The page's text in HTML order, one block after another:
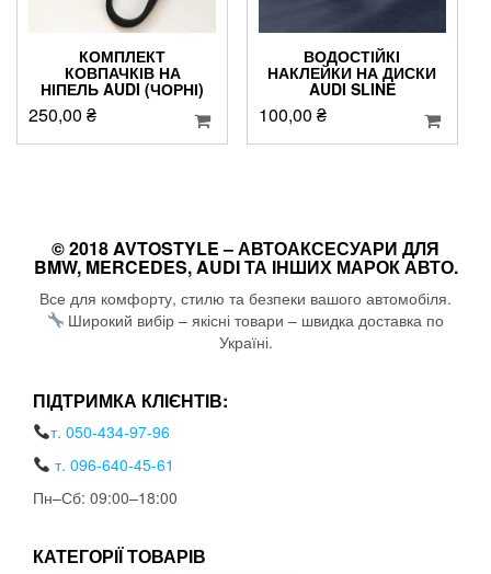
КОМПЛЕКТ
КОВПАЧКІВ НА
НІПЕЛЬ AUDI (ЧОРНІ)
250,00 ₴
ВОДОСТІЙКІ
НАКЛЕЙКИ НА ДИСКИ
AUDI SLINE
100,00 ₴
© 2018 AVTOSTYLE – АВТОАКСЕСУАРИ ДЛЯ
BMW, MERCEDES, AUDI ТА ІНШИХ МАРОК АВТО.
Все для комфорту, стилю та безпеки вашого автомобіля.
Широкий вибір – якісні товари – швидка доставка по
Україні.
ПІДТРИМКА КЛІЄНТІВ:
т. 050-434-97-96
т. 096-640-45-61
Пн–Сб: 09:00–18:00
КАТЕГОРІЇ ТОВАРІВ